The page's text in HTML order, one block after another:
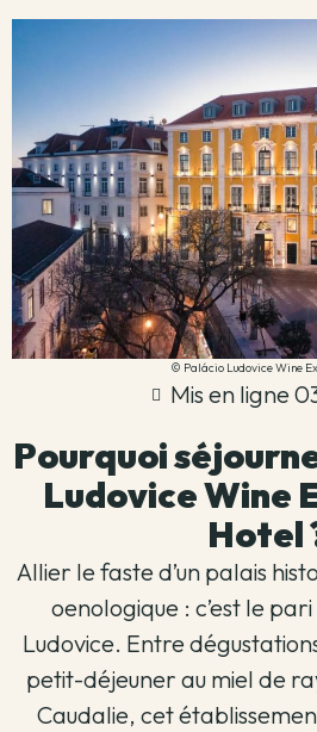
© Palácio Ludovice Wine
Mis en ligne
Pourquoi
Ludovice Wine
Hotel
Allier le faste d’un palais
oenologique : c’est le
Ludovice. Entre
petit-déjeuner au miel de
Caudalie, cet